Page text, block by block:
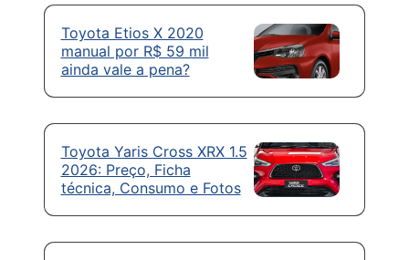
Toyota Etios X 2020
manual por R$ 59 mil
ainda vale a pena?
Toyota Yaris Cross XRX 1.5
2026: Preço, Ficha
técnica, Consumo e Fotos